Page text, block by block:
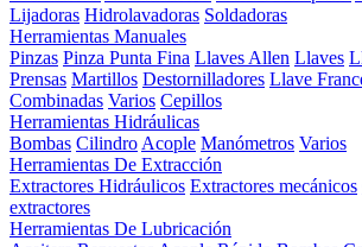
Lijadoras Hidrolavadoras Soldadoras
Herramientas Manuales
Pinzas Pinza Punta Fina Llaves Allen Llaves
Prensas Martillos Destornilladores Llave
Combinadas Varios Cepillos
Herramientas Hidráulicas
Bombas Cilindro Acople Manómetros Varios
Herramientas De Extracción
Extractores Hidráulicos Extractores mecánicos
extractores
Herramientas De Lubricación